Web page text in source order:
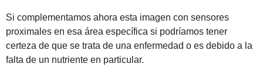
Si complementamos ahora esta imagen con sensores
proximales en esa área específica si podríamos tener
certeza de que se trata de una enfermedad o es debido a la
falta de un nutriente en particular.